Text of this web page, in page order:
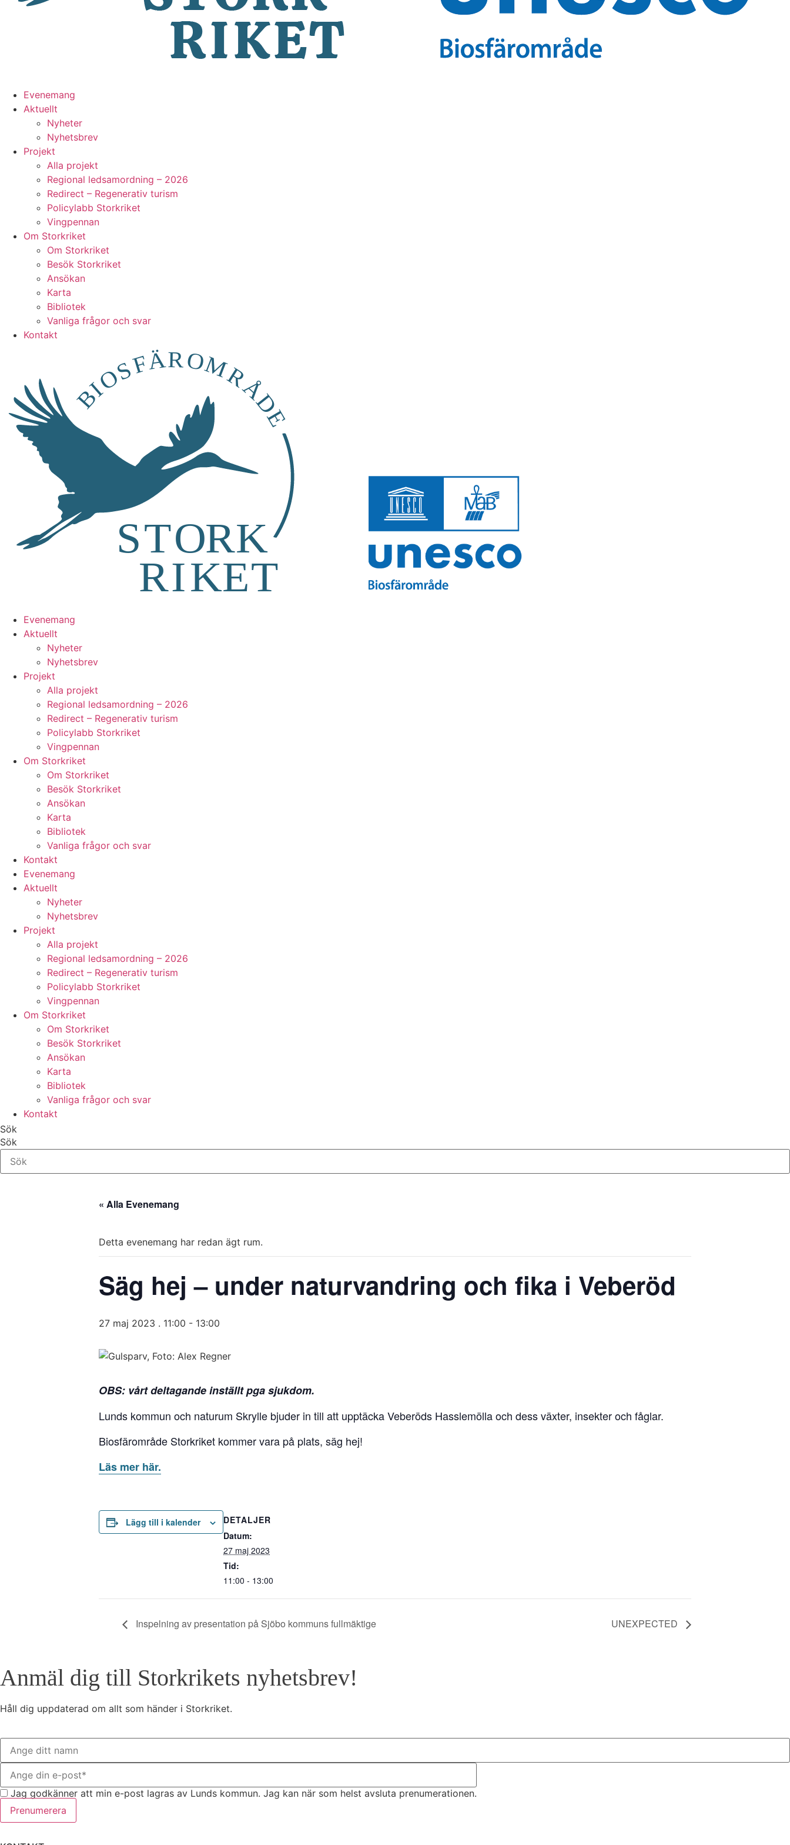
Evenemang
Aktuellt
Nyheter
Nyhetsbrev
Projekt
Alla projekt
Regional ledsamordning – 2026
Redirect – Regenerativ turism
Policylabb Storkriket
Vingpennan
Om Storkriket
Om Storkriket
Besök Storkriket
Ansökan
Karta
Bibliotek
Vanliga frågor och svar
Kontakt
Evenemang
Aktuellt
Nyheter
Nyhetsbrev
Projekt
Alla projekt
Regional ledsamordning – 2026
Redirect – Regenerativ turism
Policylabb Storkriket
Vingpennan
Om Storkriket
Om Storkriket
Besök Storkriket
Ansökan
Karta
Bibliotek
Vanliga frågor och svar
Kontakt
Evenemang
Aktuellt
Nyheter
Nyhetsbrev
Projekt
Alla projekt
Regional ledsamordning – 2026
Redirect – Regenerativ turism
Policylabb Storkriket
Vingpennan
Om Storkriket
Om Storkriket
Besök Storkriket
Ansökan
Karta
Bibliotek
Vanliga frågor och svar
Kontakt
Sök
Sök
« Alla Evenemang
Detta evenemang har redan ägt rum.
Säg hej – under naturvandring och fika i Veberöd
27 maj 2023 . 11:00 - 13:00
OBS: vårt deltagande inställt pga sjukdom.
Lunds kommun och naturum Skrylle bjuder in till att upptäcka Veberöds Hasslemölla och dess växter, insekter och fåglar.
Biosfärområde Storkriket kommer vara på plats, säg hej!
Läs mer här.
Lägg till i kalender
DETALJER
Datum:
27 maj 2023
Tid:
11:00 - 13:00
Inspelning av presentation på Sjöbo kommuns fullmäktige UNEXPECTED
Anmäl dig till Storkrikets nyhetsbrev!
Håll dig uppdaterad om allt som händer i Storkriket.
Jag godkänner att min e-post lagras av Lunds kommun. Jag kan när som helst avsluta prenumerationen.
Prenumerera